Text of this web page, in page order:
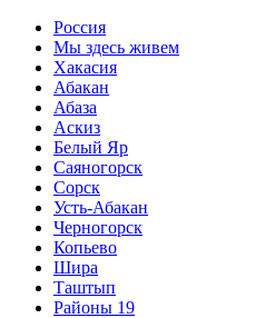
Перейти
содержимому
Россия
Мы здесь живем
Хакасия
Абакан
Абаза
Аскиз
Белый Яр
Саяногорск
Сорск
Усть-Абакан
Черногорск
Копьево
Шира
Таштып
Районы 19